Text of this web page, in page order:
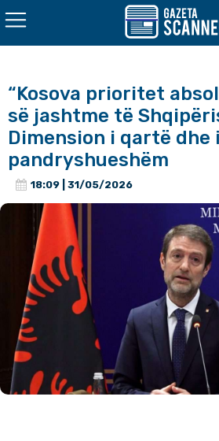
“Kosova prioritet
së jashtme të
Dimension i qartë dhe i
pandryshueshëm
18:09 | 31/05/2026